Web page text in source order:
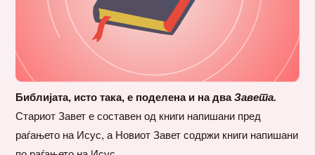
Библијата, исто така, е поделена и на дваЗавета.
Стариот Завет е составен од книги напишани пред
раѓањето на Исус, а Новиот Завет содржи книги напишани